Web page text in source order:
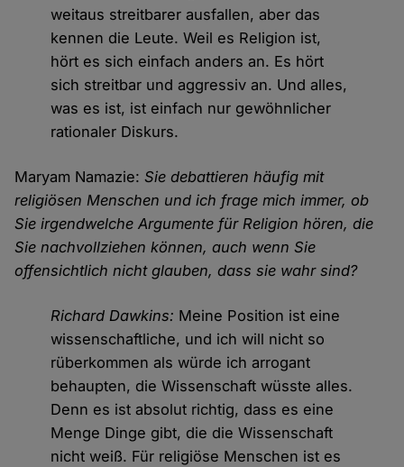
weitaus streitbarer ausfallen, aber das
kennen die Leute. Weil es Religion ist,
hört es sich einfach anders an. Es hört
sich streitbar und aggressiv an. Und alles,
was es ist, ist einfach nur gewöhnlicher
rationaler Diskurs.
Maryam Namazie:Sie debattieren häufig mit
religiösen Menschen und ich frage mich immer, ob
Sie irgendwelche Argumente für Religion hören, die
Sie nachvollziehen können, auch wenn Sie
offensichtlich nicht glauben, dass sie wahr sind?
Richard Dawkins: Meine Position ist eine
wissenschaftliche, und ich will nicht so
rüberkommen als würde ich arrogant
behaupten, die Wissenschaft wüsste alles.
Denn es ist absolut richtig, dass es eine
Menge Dinge gibt, die die Wissenschaft
nicht weiß. Für religiöse Menschen ist es